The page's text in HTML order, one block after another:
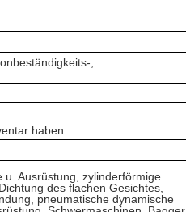
,
haben.
u. Ausrüstung, zylinderförmige
des flachen Gesichtes,
pneumatische dynamische